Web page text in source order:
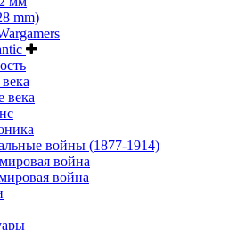
mm)
века
войны (1877-1914)
война
война